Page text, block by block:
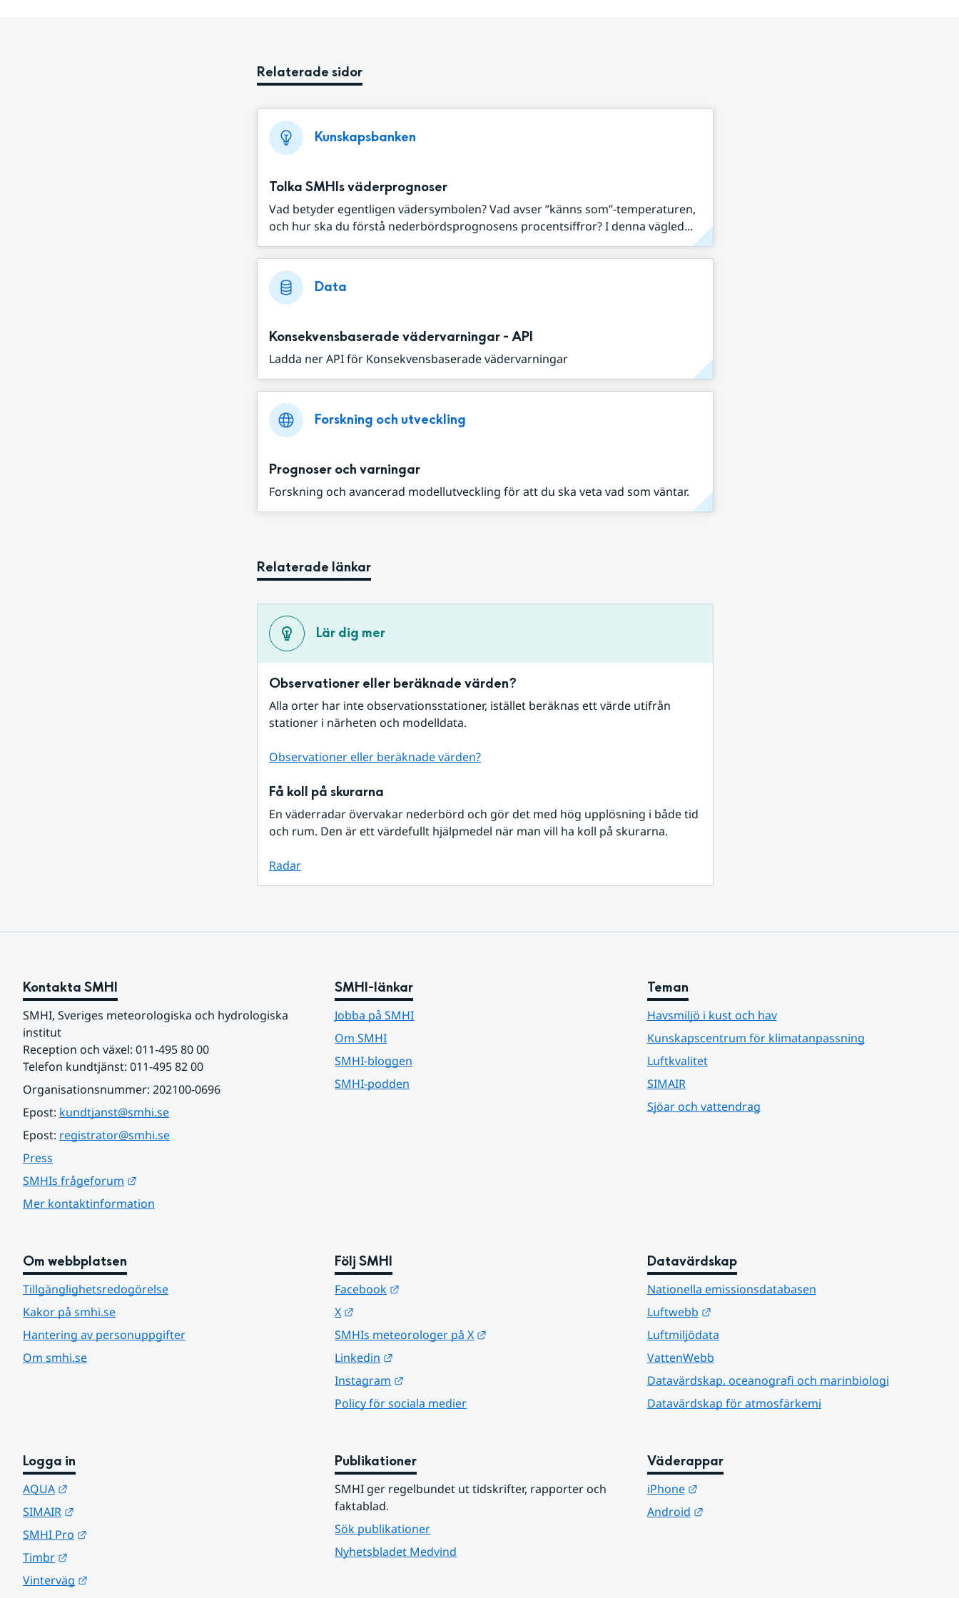
Relaterade sidor
Kunskapsbanken
Tolka SMHIs väderprognoser
Vad betyder egentligen vädersymbolen? Vad avser ”känns som”-temperaturen,
och hur ska du förstå nederbördsprognosens procentsiffror? I denna vägled...
Data
Konsekvensbaserade vädervarningar - API
Ladda ner API för Konsekvensbaserade vädervarningar
Forskning och utveckling
Prognoser och varningar
Forskning och avancerad modellutveckling för att du ska veta vad som väntar.
Relaterade länkar
Lär dig mer
Observationer eller beräknade värden?
Alla orter har inte observationsstationer, istället beräknas ett värde utifrån
stationer i närheten och modelldata.
Observationer eller beräknade värden?
Få koll på skurarna
En väderradar övervakar nederbörd och gör det med hög upplösning i både tid
och rum. Den är ett värdefullt hjälpmedel när man vill ha koll på skurarna.
Radar
Kontakta SMHI
SMHI, Sveriges meteorologiska och hydrologiska
institut
Reception och växel: 011-495 80 00
Telefon kundtjänst: 011-495 82 00
Organisationsnummer: 202100-0696
Epost: kundtjanst@smhi.se
Epost: registrator@smhi.se
Press
SMHIs frågeforum
Mer kontaktinformation
SMHI-länkar
Jobba på SMHI
Om SMHI
SMHI-bloggen
SMHI-podden
Teman
Havsmiljö i kust och hav
Kunskapscentrum för klimatanpassning
Luftkvalitet
SIMAIR
Sjöar och vattendrag
Om webbplatsen
Tillgänglighetsredogörelse
Kakor på smhi.se
Hantering av personuppgifter
Om smhi.se
Följ SMHI
Facebook
X
SMHIs meteorologer på X
Linkedin
Instagram
Policy för sociala medier
Datavärdskap
Nationella emissionsdatabasen
Luftwebb
Länk till annan webbplats.
Luftmiljödata
VattenWebb
Datavärdskap, oceanografi och marinbiologi
Datavärdskap för atmosfärkemi
Logga in
AQUA
SIMAIR
SMHI Pro
Timbr
Vinterväg
Publikationer
SMHI ger regelbundet ut tidskrifter, rapporter och
faktablad.
Sök publikationer
Nyhetsbladet Medvind
Väderappar
iPhone
Länk till annan webbplats.
Android
Länk till annan webbplats.